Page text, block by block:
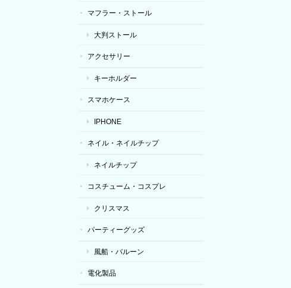
マフラー・ストール
大判ストール
アクセサリー
キーホルダー
スマホケース
IPHONE
ネイル・ネイルチップ
ネイルチップ
コスチューム・コスプレ
クリスマス
パーティーグッズ
風船・バルーン
電化製品